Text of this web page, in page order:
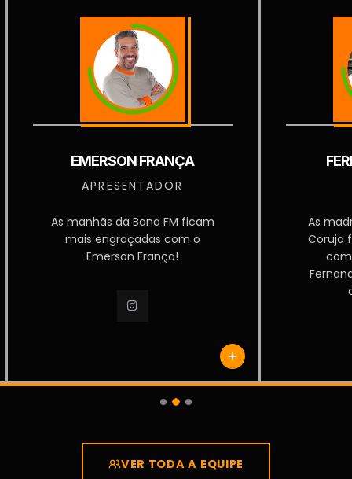
EMERSON FRANÇA
APRESENTADOR
As manhãs da Band FM ficam
mais engraçadas com o
Emerson França!
As
Coruja
VER TODA A EQUIPE